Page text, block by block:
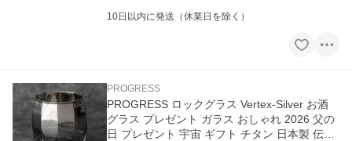
10日以内に発送（休業日を除く）
PROGRESS
PROGRESS ロックグラス Vertex-Silver お酒
グラス プレゼント ガラス おしゃれ 2026 父の
日 プレゼント 宇宙 ギフト チタン 日本製 伝統